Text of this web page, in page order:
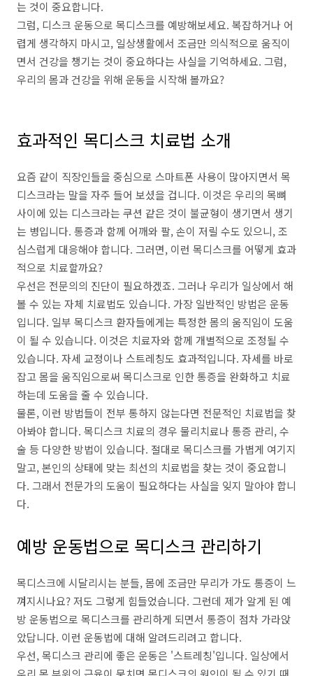
는 것이 중요합니다.
그럼, 디스크 운동으로 목디스크를 예방해보세요. 복잡하거나 어
렵게 생각하지 마시고, 일상생활에서 조금만 의식적으로 움직이
면서 건강을 챙기는 것이 중요하다는 사실을 기억하세요. 그럼,
우리의 몸과 건강을 위해 운동을 시작해 볼까요?
효과적인 목디스크 치료법 소개
요즘 같이 직장인들을 중심으로 스마트폰 사용이 많아지면서 목
디스크라는 말을 자주 들어 보셨을 겁니다. 이것은 우리의 목뼈
사이에 있는 디스크라는 쿠션 같은 것이 불균형이 생기면서 생기
는 병입니다. 통증과 함께 어깨와 팔, 손이 저릴 수도 있으니, 조
심스럽게 대응해야 합니다. 그러면, 이런 목디스크를 어떻게 효과
적으로 치료할까요?
우선은 전문의의 진단이 필요하겠죠. 그러나 우리가 일상에서 해
볼 수 있는 자체 치료법도 있습니다. 가장 일반적인 방법은 운동
입니다. 일부 목디스크 환자들에게는 특정한 몸의 움직임이 도움
이 될 수 있습니다. 이것은 치료자와 함께 개별적으로 조정될 수
있습니다. 자세 교정이나 스트레칭도 효과적입니다. 자세를 바로
잡고 몸을 움직임으로써 목디스크로 인한 통증을 완화하고 치료
하는데 도움을 줄 수 있습니다.
물론, 이런 방법들이 전부 통하지 않는다면 전문적인 치료법을 찾
아봐야 합니다. 목디스크 치료의 경우 물리치료나 통증 관리, 수
술 등 다양한 방법이 있습니다. 절대로 목디스크를 가볍게 여기지
말고, 본인의 상태에 맞는 최선의 치료법을 찾는 것이 중요합니
다. 그래서 전문가의 도움이 필요하다는 사실을 잊지 말아야 합니
다.
예방 운동법으로 목디스크 관리하기
목디스크에 시달리시는 분들, 몸에 조금만 무리가 가도 통증이 느
껴지시나요? 저도 그렇게 힘들었습니다. 그런데 제가 알게 된 예
방 운동법으로 목디스크를 관리하게 되면서 통증이 점차 가라앉
았답니다. 이런 운동법에 대해 알려드리려고 합니다.
우선, 목디스크 관리에 좋은 운동은 '스트레칭'입니다. 일상에서